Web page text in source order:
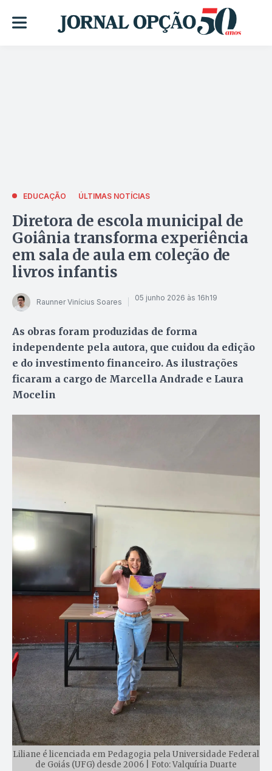
EDUCAÇÃO ÚLTIMAS NOTÍCIAS
Diretora de escola municipal de
Goiânia transforma experiência
em sala de aula em coleção de
livros infantis
Raunner Vinícius Soares 05 junho 2026 às 16h19
As obras foram produzidas de forma
independente pela autora, que cuidou da edição
e do investimento financeiro. As ilustrações
ficaram a cargo de Marcella Andrade e Laura
Mocelin
Liliane é licenciada em Pedagogia pela Universidade Federal
de Goiás (UFG) desde 2006 | Foto: Valquíria Duarte